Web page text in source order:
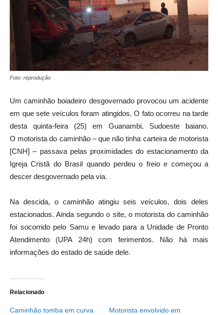
Foto: reprodução
Um caminhão boiadeiro desgovernado provocou um acidente
em que sete veículos foram atingidos. O fato ocorreu na tarde
desta quinta-feira (25) em Guanambi, Sudoeste baiano.
O motorista do caminhão – que não tinha carteira de motorista
[CNH] – passava pelas proximidades do estacionamento da
Igreja Cristã do Brasil quando perdeu o freio e começou a
descer desgovernado pela via.
Na descida, o caminhão atingiu seis veículos, dois deles
estacionados. Ainda segundo o site, o motorista do caminhão
foi socorrido pelo Samu e levado para a Unidade de Pronto
Atendimento (UPA 24h) com ferimentos. Não há mais
informações do estado de saúde dele.
Relacionado
Caminhão tomba em curva
Motorista envolvido em